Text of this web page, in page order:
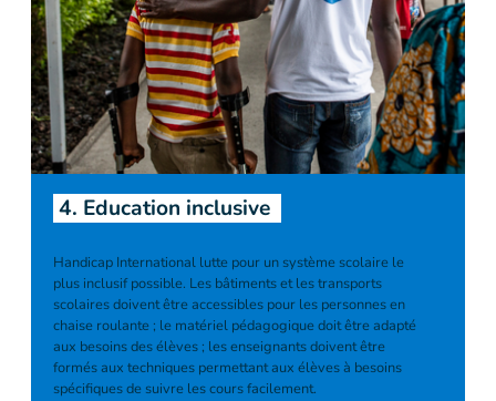
4. Education inclusive
Handicap International lutte pour un système scolaire le
plus inclusif possible. Les bâtiments et les transports
scolaires doivent être accessibles pour les personnes en
chaise roulante ; le matériel pédagogique doit être adapté
aux besoins des élèves ; les enseignants doivent être
formés aux techniques permettant aux élèves à besoins
spécifiques de suivre les cours facilement.